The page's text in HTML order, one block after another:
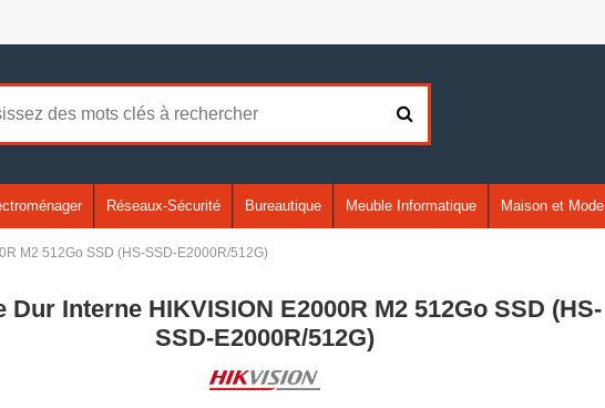
Réseaux-Sécurité Bureautique Meuble Informatique Maison et Mode
M2 512Go SSD (HS-SSD-E2000R/512G)
Dur Interne HIKVISION E2000R M2 512Go SSD (HS-
SSD-E2000R/512G)